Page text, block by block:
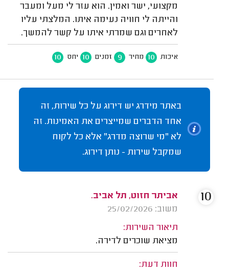
מקצועי, ישר ואמין. הוא עזר לי מעל ומעבר
והייתה לי חוויה נעימה איתו. המלצתי עליו
לאחרים וגם שמרתי איתו על קשר להמשך.
איכות 10 מחיר 9 זמנים 10 יחס 10
באתר מידרג יש דירוג על כל שירות, זה
אחד הדברים שמייצרים את האמינות. זה
לא "מי שרוצה מדרג" אלא כל לקוח
שמקבל שירות - נותן דירוג.
אביתר חזוט, תל אביב.
משוב: 25/02/2026
תיאור השירות:
מציאת שוכרים לדירה.
חוות דעת:
10